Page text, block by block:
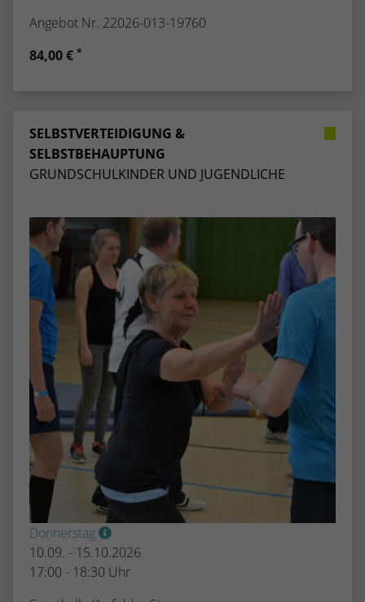
Angebot Nr. 22026-013-19760
84,00 € *
SELBSTVERTEIDIGUNG &
SELBSTBEHAUPTUNG
GRUNDSCHULKINDER UND JUGENDLICHE
Donnerstag
10.09. - 15.10.2026
17:00 - 18:30 Uhr